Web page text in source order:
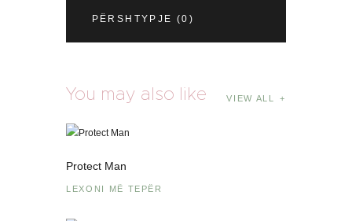
PËRSHTYPJE (0)
You may also like VIEW ALL
Protect Man
LEXONI MË TEPËR